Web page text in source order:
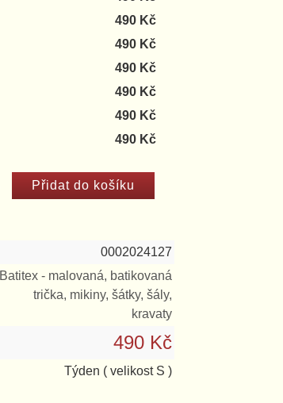
490 Kč
490 Kč
490 Kč
490 Kč
490 Kč
490 Kč
0002024127
Batitex - malovaná, batikovaná
trička, mikiny, šátky, šály,
kravaty
490 Kč
Týden ( velikost S )